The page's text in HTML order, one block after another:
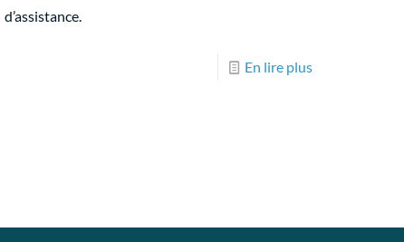
d’assistance.
En lire plus